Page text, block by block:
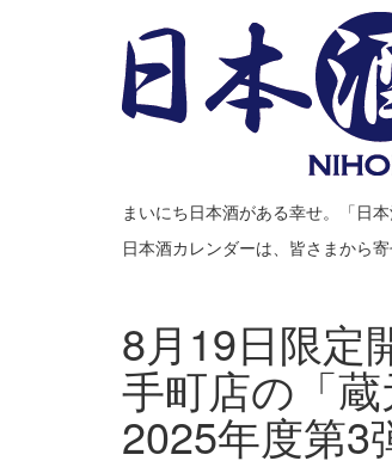
まいにち日本酒がある幸せ。「日本
日本酒カレンダーは、皆さまから
8月19日限定
手町店の「
2025年度第3